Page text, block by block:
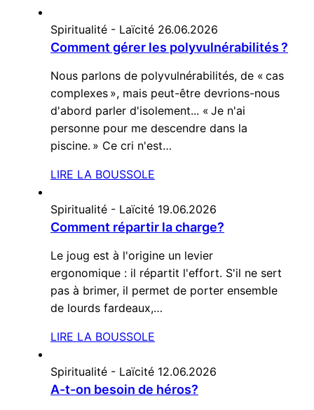
Spiritualité - Laïcité 26.06.2026
Comment gérer les polyvulnérabilités ?
Nous parlons de polyvulnérabilités, de « cas
complexes », mais peut-être devrions-nous
d'abord parler d'isolement... « Je n'ai
personne pour me descendre dans la
piscine. » Ce cri n'est…
LIRE LA BOUSSOLE
Spiritualité - Laïcité 19.06.2026
Comment répartir la charge?
Le joug est à l'origine un levier
ergonomique : il répartit l'effort. S'il ne sert
pas à brimer, il permet de porter ensemble
de lourds fardeaux,…
LIRE LA BOUSSOLE
Spiritualité - Laïcité 12.06.2026
A-t-on besoin de héros?